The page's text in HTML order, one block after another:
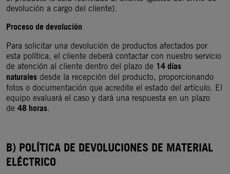
devolución a cargo del cliente).
Proceso de devolución
Para solicitar una devolución de productos afectados por
esta política, el cliente deberá contactar con nuestro servicio
de atención al cliente dentro del plazo de 14 días
naturales desde la recepción del producto, proporcionando
fotos o documentación que acredite el estado del artículo. El
equipo evaluará el caso y dará una respuesta en un plazo
de 48 horas.
B) POLÍTICA DE DEVOLUCIONES DE MATERIAL
ELÉCTRICO